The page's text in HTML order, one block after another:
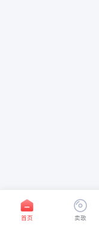
首页 卖歌